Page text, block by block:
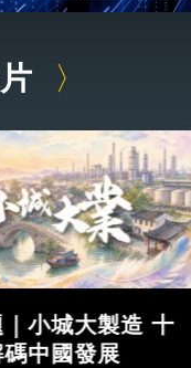
｜小城大製造 十
中國發展